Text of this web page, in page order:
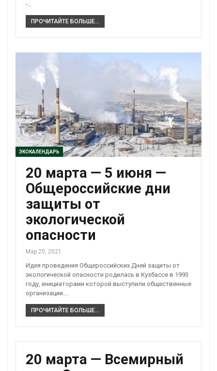
-…
ПРОЧИТАЙТЕ БОЛЬШЕ...
ЭКОКАЛЕНДАРЬ
20 марта — 5 июня —
Общероссийские дни
защиты от
экологической
опасности
Мар 20, 2021
Идея проведения Общероссийских Дней защиты от
экологической опасности родилась в Кузбассе в 1993
году, инициаторами которой выступили общественные
организации.…
ПРОЧИТАЙТЕ БОЛЬШЕ...
20 марта — Всемирный